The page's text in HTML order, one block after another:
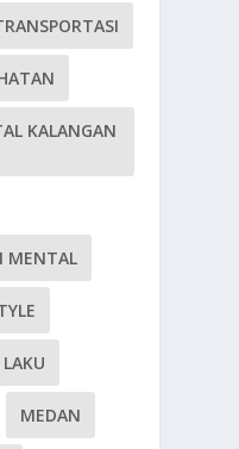
KALANGAN
MENTAL
MEDAN